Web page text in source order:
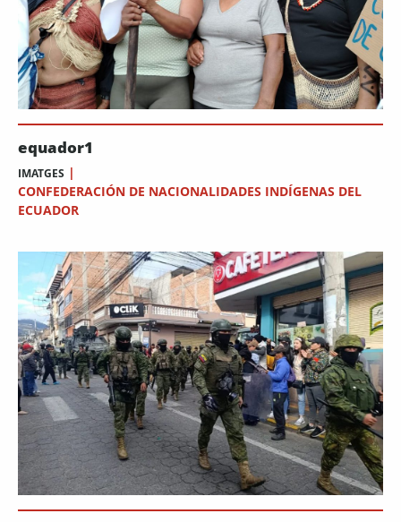
equador1
IMATGES |
CONFEDERACIÓN DE NACIONALIDADES INDÍGENAS DEL
ECUADOR